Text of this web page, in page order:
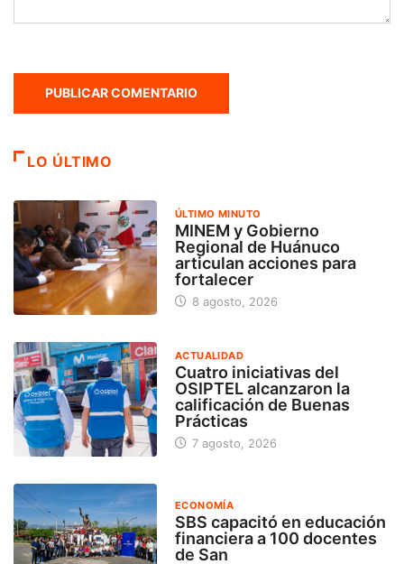
LO ÚLTIMO
ÚLTIMO MINUTO
MINEM y Gobierno
Regional de Huánuco
articulan acciones para
fortalecer
8 agosto, 2026
ACTUALIDAD
Cuatro iniciativas del
OSIPTEL alcanzaron la
calificación de Buenas
Prácticas
7 agosto, 2026
ECONOMÍA
SBS capacitó en educación
financiera a 100 docentes
de San